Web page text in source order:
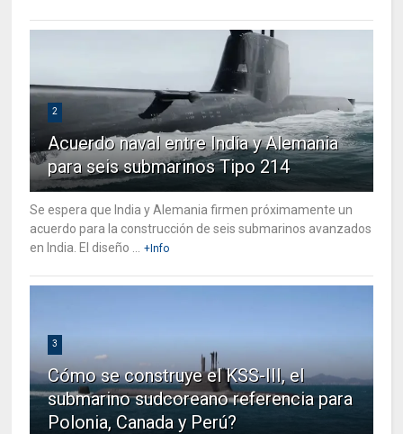
2
Acuerdo naval entre India y Alemania
para seis submarinos Tipo 214
Se espera que India y Alemania firmen próximamente un
acuerdo para la construcción de seis submarinos avanzados
en India. El diseño ...
+Info
3
Cómo se construye el KSS-III, el
submarino sudcoreano referencia para
Polonia, Canada y Perú?